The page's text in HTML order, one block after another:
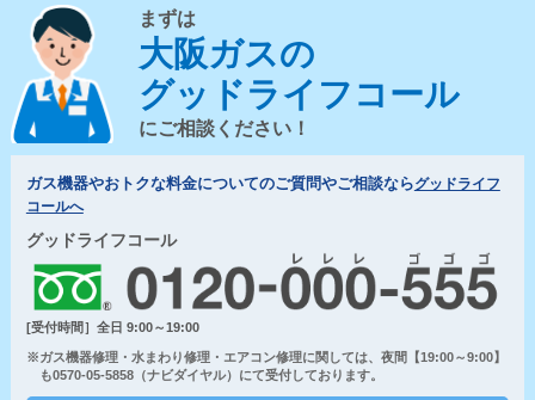
まずは
大阪ガスの
グッドライフコール
にご相談ください！
ガス機器やおトクな料金についてのご質問やご相談ならグッドライフ
コールへ
グッドライフコール
[受付時間］全日 9:00～19:00
※ガス機器修理・水まわり修理・エアコン修理に関しては、夜間【19:00～9:00】
も0570-05-5858（ナビダイヤル）にて受付しております。